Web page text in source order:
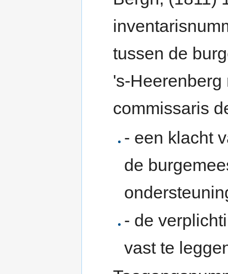
tussen de
's-Heerenberg
commissaris
- een klacht
de
- de
vast te